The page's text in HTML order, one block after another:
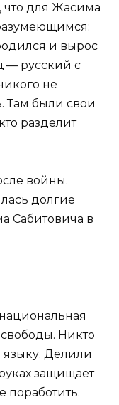
что для Жасима
и вырос
— русский с
не
Там были свои
разделит
войны.
долгие
Сабитовича в
свободы. Никто
Делили
защищает
поработить.